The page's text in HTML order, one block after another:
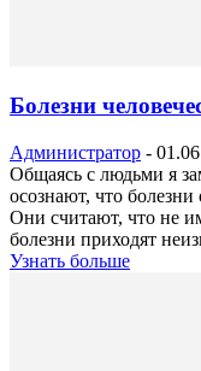
Болезни
Администратор -
Общаясь с людьми я
осознают, что
Они считают, что не
болезни приходят
Узнать больше